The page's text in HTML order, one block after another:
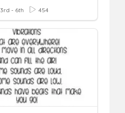
3rd - 6th 454